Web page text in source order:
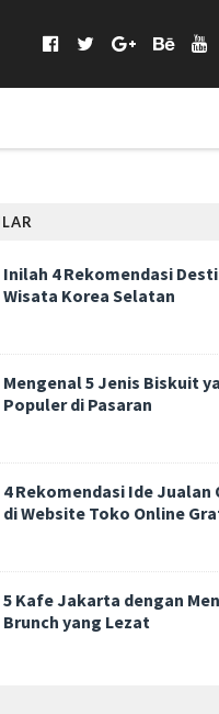
Inilah 4 Rekomendasi
Wisata Korea Selatan
Mengenal 5 Jenis Biskuit
Populer di Pasaran
4 Rekomendasi Ide Jualan
di Website Toko Online
5 Kafe Jakarta dengan
Brunch yang Lezat